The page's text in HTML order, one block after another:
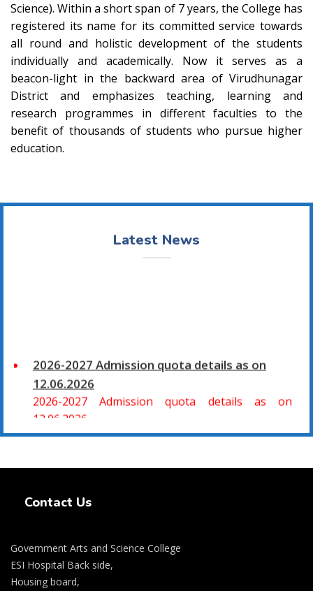
Science). Within a short span of 7 years, the College has
registered its name for its committed service towards
all round and holistic development of the students
individually and academically. Now it serves as a
beacon-light in the backward area of Virudhunagar
District and emphasizes teaching, learning and
research programmes in different faculties to the
benefit of thousands of students who pursue higher
education.
Latest News
2026-2027 Admission quota details as on
12.06.2026
2026-2027 Admission quota details as on
12.06.2026
08.06.2026 அன்று B.Sc., கணிதம், B.Sc., கணினி
விலங்கியல் ஆகிய அறிவியல் பாடப்பிரிவுகளுக்கும்,
09.06.2026 அன்று B.Com., வணிகவியல், B.B.A.,
வணிக நிர்வாகவியல், B.A., பொருளியல், B.A., வரலாறு
Contact Us
Government Arts and Science College
ESI Hospital Back side,
Housing board,